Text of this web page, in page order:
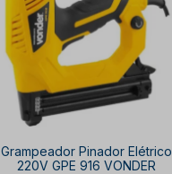
Grampeador Pinador Elétrico
220V GPE 916 VONDER